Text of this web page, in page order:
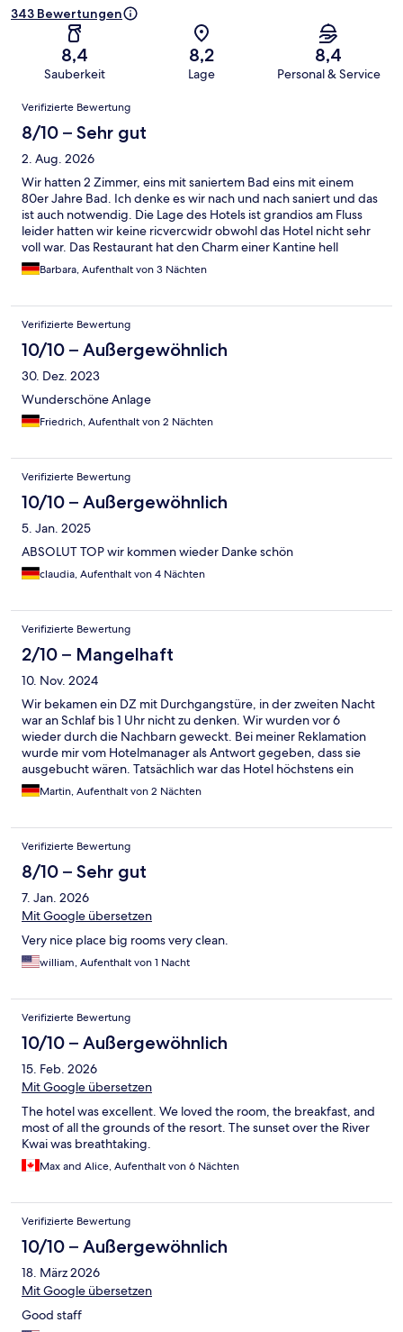
343 Bewertungen
8,4
Sauberkeit
8,2
Lage
8,4
Personal & Service
Bewertungen
Verifizierte Bewertung
8/10 – Sehr gut
2. Aug. 2026
Wir hatten 2 Zimmer, eins mit saniertem Bad eins mit einem
80er Jahre Bad. Ich denke es wir nach und nach saniert und das
ist auch notwendig. Die Lage des Hotels ist grandios am Fluss
leider hatten wir keine ricvercwidr obwohl das Hotel nicht sehr
voll war. Das Restaurant hat den Charm einer Kantine hell
erleuchtet und die Essensreste werden im Essbereich
zusammen gekratzt und in weiße Plastikkiszem entsorgt. Nicht
Riversiderestsurant. Das Preis Leistungsangebot des Restaurant
hat uns nicht überzeugt daher waren wir nur am Anreise Tag
dort essen. Die Anlage ist sehr grün und hat viele Pflanzen. Es
gibt ein echtes großes Schwimmer Schwimmbecken zusätzlich
zu Pool Landschaft. Insgesamt eine schöne Anlage jedoch sollte
man mit der Zeit gehen und die wunderschöne Lage besser
nutzen. Das Personal war sehr professionel und höflich. I
Barbara, Aufenthalt von 3 Nächten
Verifizierte Bewertung
10/10 – Außergewöhnlich
30. Dez. 2023
Wunderschöne Anlage
Friedrich, Aufenthalt von 2 Nächten
Verifizierte Bewertung
10/10 – Außergewöhnlich
5. Jan. 2025
ABSOLUT TOP wir kommen wieder Danke schön
claudia, Aufenthalt von 4 Nächten
Verifizierte Bewertung
2/10 – Mangelhaft
10. Nov. 2024
Wir bekamen ein DZ mit Durchgangstüre, in der zweiten Nacht
war an Schlaf bis 1 Uhr nicht zu denken. Wir wurden vor 6
wieder durch die Nachbarn geweckt. Bei meiner Reklamation
wurde mir vom Hotelmanager als Antwort gegeben, dass sie
ausgebucht wären. Tatsächlich war das Hotel höchstens ein
Drittel belegt. Absolute Unverschämtheit heit und zeigt die
Wertschätzung des Gastes. Was man sich als Gast alles gefallen
Martin, Aufenthalt von 2 Nächten
Verifizierte Bewertung
8/10 – Sehr gut
7. Jan. 2026
Mit Google übersetzen
Very nice place big rooms very clean.
william, Aufenthalt von 1 Nacht
Verifizierte Bewertung
10/10 – Außergewöhnlich
15. Feb. 2026
Mit Google übersetzen
The hotel was excellent. We loved the room, the breakfast, and
most of all the grounds of the resort. The sunset over the River
Kwai was breathtaking.
Max and Alice, Aufenthalt von 6 Nächten
Verifizierte Bewertung
10/10 – Außergewöhnlich
18. März 2026
Mit Google übersetzen
Good staff